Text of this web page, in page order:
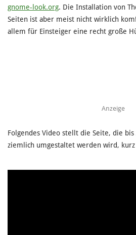
gnome-look.org. Die Installation von
Seiten ist aber meist nicht wirklich
allem für Einsteiger eine recht große
Anzeige
Folgendes Video stellt die Seite, die
ziemlich umgestaltet werden wird,